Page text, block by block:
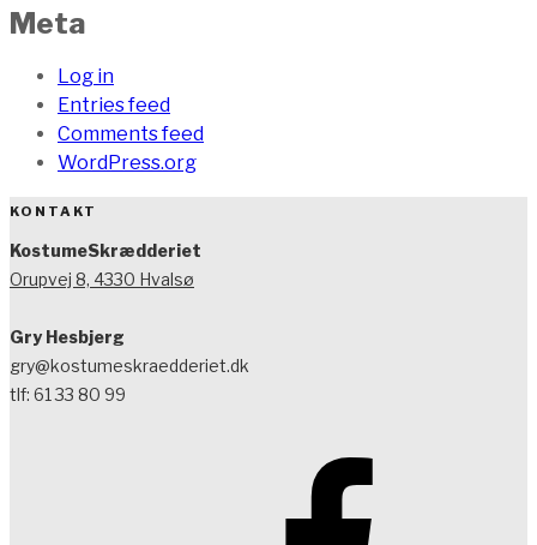
Meta
Log in
Entries feed
Comments feed
WordPress.org
KONTAKT
KostumeSkrædderiet
Orupvej 8, 4330 Hvalsø
Gry Hesbjerg
gry@kostumeskraedderiet.dk
tlf: 61 33 80 99